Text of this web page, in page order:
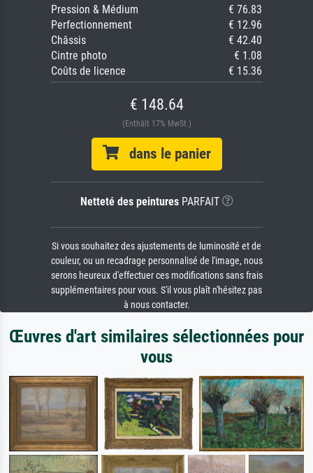
Pression & Médium
€ 76.83
Perfectionnement
€ 12.96
Châssis
€ 42.40
Cintre photo
€ 1.08
Coûts de licence
€ 15.36
€ 148.64
(Enthält 17% MwSt.)
dans le panier
Netteté des peinturesPARFAIT
Si vous souhaitez des ajustements de luminosité et de
couleur, ou un recadrage personnalisé de l'image, nous
serons heureux d'effectuer ces modifications sans frais
supplémentaires pour vous. S'il vous plaît n'hésitez pas
à nous contacter.
Œuvres d'art similaires sélectionnées pour
vous